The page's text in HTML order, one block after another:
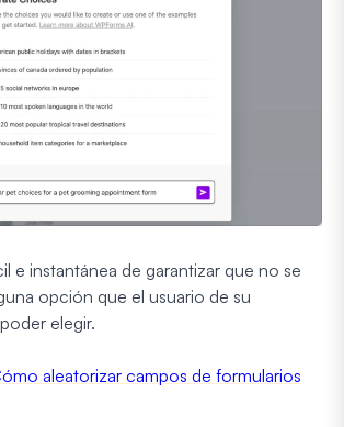
e instantánea de garantizar que no se
opción que el usuario de su
elegir.
aleatorizar campos de formularios